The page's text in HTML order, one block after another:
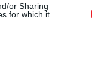
or Sharing
for which it